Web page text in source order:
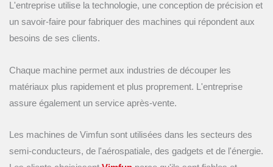
L'entreprise utilise la technologie, une conception de précision et
un savoir-faire pour fabriquer des machines qui répondent aux
besoins de ses clients.
Chaque machine permet aux industries de découper les
matériaux plus rapidement et plus proprement. L'entreprise
assure également un service après-vente.
Les machines de Vimfun sont utilisées dans les secteurs des
semi-conducteurs, de l'aérospatiale, des gadgets et de l'énergie.